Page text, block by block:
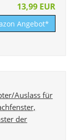
13,99 EUR
Angebot*